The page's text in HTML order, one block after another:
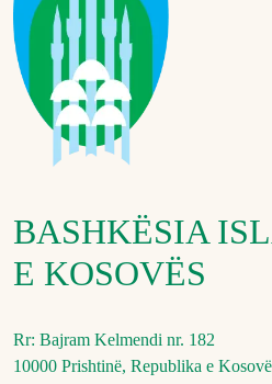
BASHKËSIA
E KOSOVËS
Rr: Bajram Kelmendi nr. 182
10000 Prishtinë, Republika e